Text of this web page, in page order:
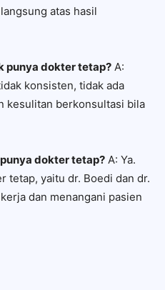
atas hasil
punya dokter tetap? A:
konsisten, tidak ada
kesulitan berkonsultasi bila
dokter tetap? A: Ya.
tetap, yaitu dr. Boedi dan dr.
dan menangani pasien